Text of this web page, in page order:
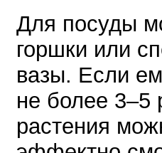
Для посуды
горшки или
вазы. Если
не более 3–5
растения